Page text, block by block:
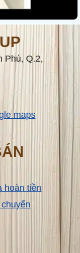
Phú, Q.2,
maps
hoàn tiền